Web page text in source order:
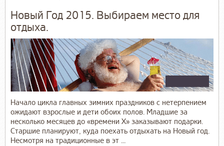
Новый Год 2015. Выбираем место для
отдыха.
Начало цикла главных зимних праздников с нетерпением
ожидают взрослые и дети обоих полов. Младшие за
несколько месяцев до «времени Х» заказывают подарки.
Старшие планируют, куда поехать отдыхать на Новый год.
Несмотря на традиционные в эт ...